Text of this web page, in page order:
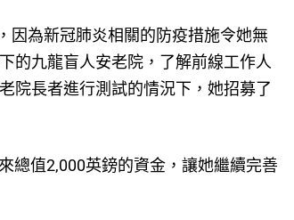
因為新冠肺炎相關的防疫措施令她無
的九龍盲人安老院，了解前線工作人
院長者進行測試的情況下，她招募了
總值2,000英鎊的資金，讓她繼續完善